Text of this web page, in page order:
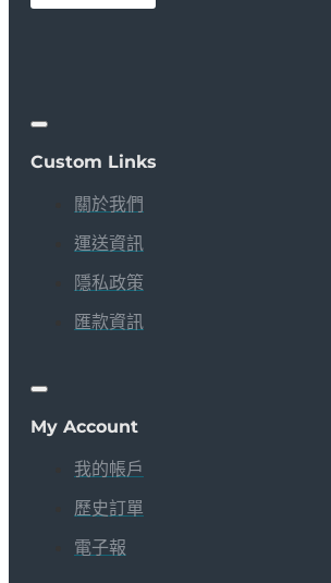
Custom Links
關於我們
運送資訊
隱私政策
匯款資訊
My Account
我的帳戶
歷史訂單
電子報